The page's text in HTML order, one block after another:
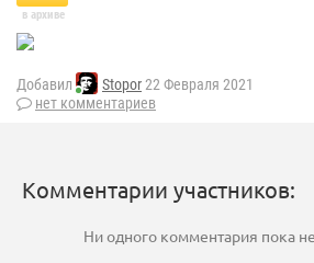
в архиве
Добавил Stopor22 Февраля 2021
нет комментариев
Комментарии участников:
Ни одного комментария пока